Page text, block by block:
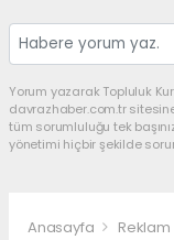
Yorum yazarak Topluluk
davrazhaber.com.tr
tüm sorumluluğu tek
yönetimi hiçbir şekilde
Anasayfa Reklam